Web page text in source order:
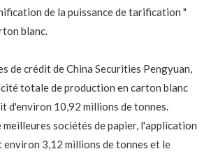
de la puissance de tarification "
blanc.
de crédit de China Securities Pengyuan,
totale de production en carton blanc
d'environ 10,92 millions de tonnes.
meilleures sociétés de papier, l'application
environ 3,12 millions de tonnes et le